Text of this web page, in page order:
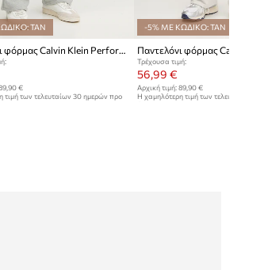
TAN
Παντελόνι φόρμας Calvin Klein Performance
€
τιμή των τελευταίων 30 ημερών προ
-5% ΜΕ ΚΩΔΙΚΟ: TAN
Τρέχουσα τιμή:
56,99 €
Αρχική τιμή: 89,90 €
Η χαμηλότερη τιμή των τελευταίων